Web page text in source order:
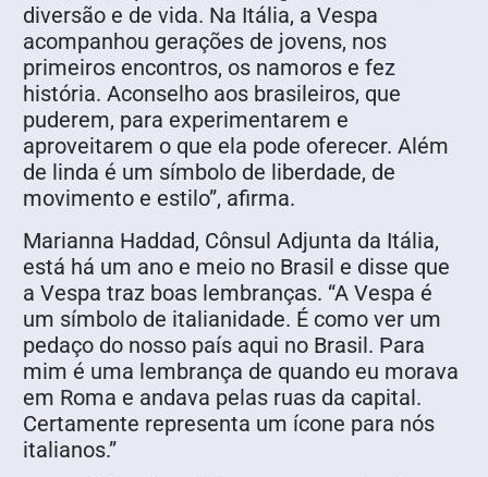
diversão e de vida. Na Itália, a Vespa
acompanhou gerações de jovens, nos
primeiros encontros, os namoros e fez
história. Aconselho aos brasileiros, que
puderem, para experimentarem e
aproveitarem o que ela pode oferecer. Além
de linda é um símbolo de liberdade, de
movimento e estilo”, afirma.
Marianna Haddad, Cônsul Adjunta da Itália,
está há um ano e meio no Brasil e disse que
a Vespa traz boas lembranças. “A Vespa é
um símbolo de italianidade. É como ver um
pedaço do nosso país aqui no Brasil. Para
mim é uma lembrança de quando eu morava
em Roma e andava pelas ruas da capital.
Certamente representa um ícone para nós
italianos.”